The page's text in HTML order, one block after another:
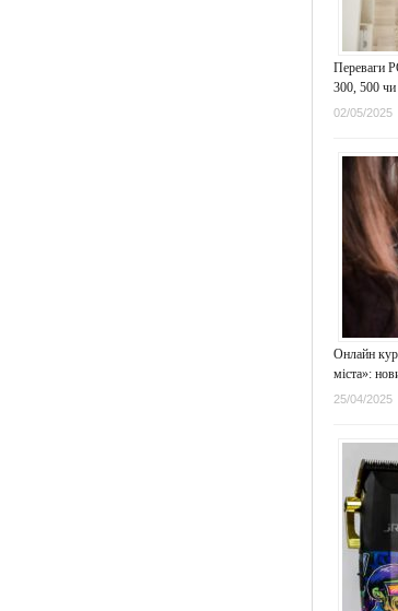
Переваги
300, 500
02/05/2025
Онлайн
міста»:
25/04/2025